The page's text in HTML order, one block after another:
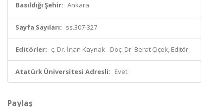
Basıldığı Şehir: Ankara
Sayfa Sayıları: ss.307-327
Editörler: ç. Dr. İnan Kaynak - Doç. Dr. Berat Çiçek, Editör
Atatürk Üniversitesi Adresli: Evet
Paylaş